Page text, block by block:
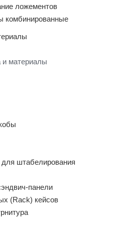
ложементов
комбинированные
и материалы
штабелирования
панели
(Rack) кейсов